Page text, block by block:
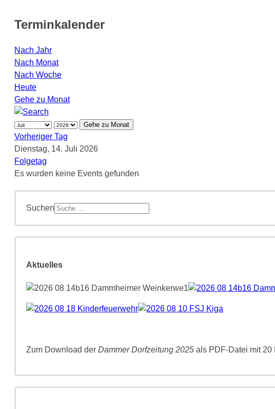
Terminkalender
Nach Jahr
Nach Monat
Nach Woche
Heute
Gehe zu Monat
Gehe zu Monat
Vorheriger Tag
Dienstag, 14. Juli 2026
Folgetag
Es wurden keine Events gefunden
Suchen
Aktuelles
Zum Download der Dammer Dorfzeitung 2025 als PDF-Datei mit 20